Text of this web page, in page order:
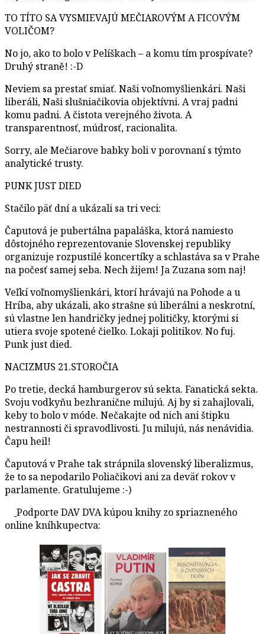
TO TÍTO SA VYSMIEVAJÚ MEČIAROVÝM A FICOVÝM
VOLIČOM?
No jo, ako to bolo v Pelíškach – a komu tím prospívate?
Druhý straně! :-D
Neviem sa prestať smiať. Naši voľnomyšlienkári. Naši
liberáli, Naši slušniačikovia objektívni. A vraj padni
komu padni. A čistota verejného života. A
transparentnosť, múdrosť, racionalita.
Sorry, ale Mečiarove babky boli v porovnaní s týmto
analytické trusty.
PUNK JUST DIED
Stačilo päť dní a ukázali sa tri veci:
Čaputová je pubertálna papaláška, ktorá namiesto
dôstojného reprezentovanie Slovenskej republiky
organizuje rozpustilé koncertíky a schlastáva sa v Prahe
na počesť samej seba. Nech žijem! Ja Zuzana som naj!
Veľkí voľnomyšlienkári, ktorí hrávajú na Pohode a u
Hríba, aby ukázali, ako strašne sú liberálni a neskrotní,
sú vlastne len handričky jednej političky, ktorými si
utiera svoje spotené čielko. Lokaji politikov. No fuj.
Punk just died.
NACIZMUS 21.STOROČIA
Po tretie, decká hamburgerov sú sekta. Fanatická sekta.
Svoju vodkyňu bezhranične milujú. Aj by si zahajlovali,
keby to bolo v móde. Nečakajte od nich ani štipku
nestrannosti či spravodlivosti. Ju milujú, nás nenávidia.
Čapu heil!
Čaputová v Prahe tak strápnila slovenský liberalizmus,
že to sa nepodarilo Poliačikovi ani za deväť rokov v
parlamente. Gratulujeme :-)
Podporte DAV DVA kúpou knihy zo spriazneného
online kníhkupectva: